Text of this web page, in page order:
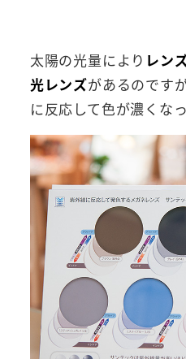
太陽の光量により レン
光レンズがあるのです
に反応して色が濃くな